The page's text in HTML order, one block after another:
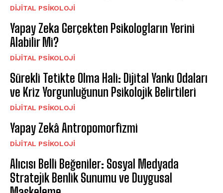
DIJITAL PSIKOLOJI
Yapay Zeka Gerçekten Psikologların Yerini
Alabilir Mi?
DIJITAL PSIKOLOJI
Sürekli Tetikte Olma Hali: Dijital Yankı Odaları
ve Kriz Yorgunluğunun Psikolojik Belirtileri
DIJITAL PSIKOLOJI
Yapay Zekâ Antropomorfizmi
DIJITAL PSIKOLOJI
Alıcısı Belli Beğeniler: Sosyal Medyada
Stratejik Benlik Sunumu ve Duygusal